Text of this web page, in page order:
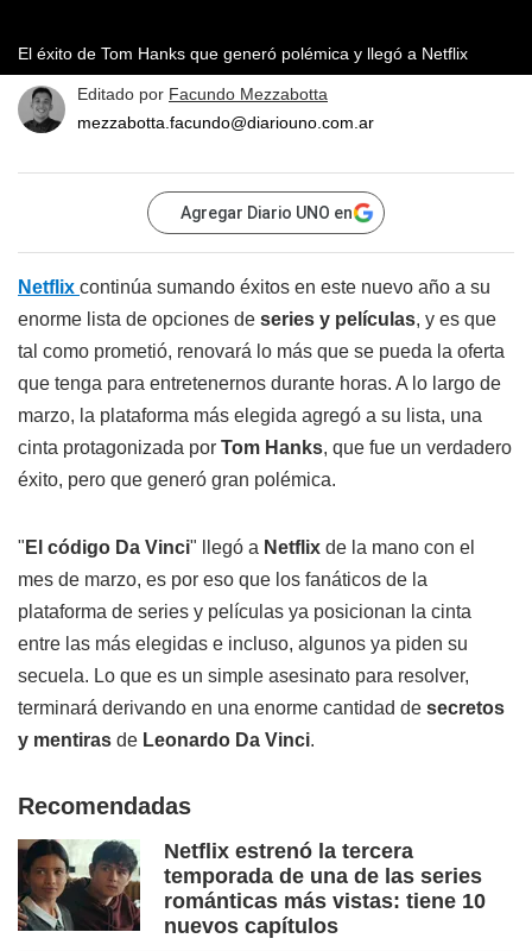
El éxito de Tom Hanks que generó polémica y llegó a Netflix
Editado por Facundo Mezzabotta
mezzabotta.facundo@diariouno.com.ar
Agregar Diario UNO en
Netflix continúa sumando éxitos en este nuevo año a su
enorme lista de opciones de series y películas, y es que
tal como prometió, renovará lo más que se pueda la oferta
que tenga para entretenernos durante horas. A lo largo de
marzo, la plataforma más elegida agregó a su lista, una
cinta protagonizada por Tom Hanks, que fue un verdadero
éxito, pero que generó gran polémica.
" El código Da Vinci" llegó a Netflix de la mano con el
mes de marzo, es por eso que los fanáticos de la
plataforma de series y películas ya posicionan la cinta
entre las más elegidas e incluso, algunos ya piden su
secuela. Lo que es un simple asesinato para resolver,
terminará derivando en una enorme cantidad de secretos
y mentiras de Leonardo Da Vinci.
Recomendadas
Netflix estrenó la tercera
temporada de una de las series
románticas más vistas: tiene 10
nuevos capítulos